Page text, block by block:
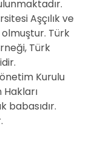
Aşçılık ve
Türk
Türk
Kurulu
babasıdır.